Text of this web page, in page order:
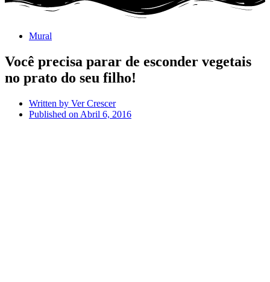
Mural
Você precisa parar de esconder vegetais
no prato do seu filho!
Written by Ver Crescer
Published on Abril 6, 2016